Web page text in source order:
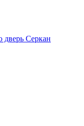
дверь Серкан